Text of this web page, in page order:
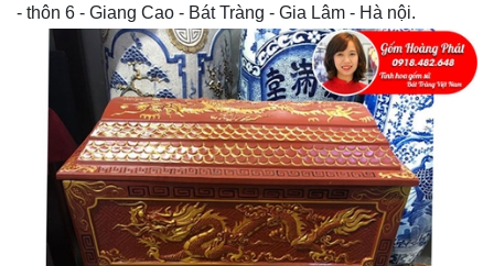
- thôn 6 - Giang Cao - Bát Tràng - Gia Lâm - Hà nội.